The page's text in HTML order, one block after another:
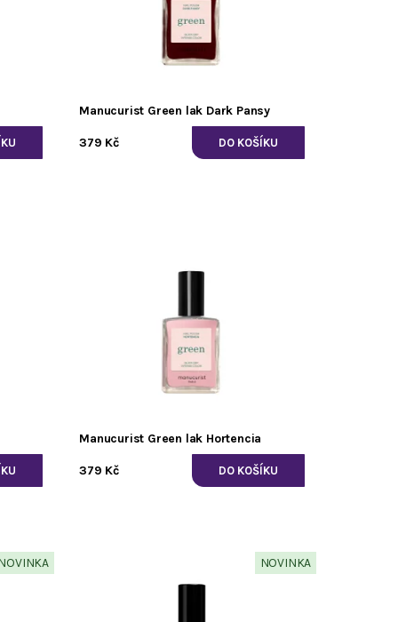
Manucurist Green lak Dark Pansy
379 Kč
Manucurist Green lak Hortencia
379 Kč
NOVINKA